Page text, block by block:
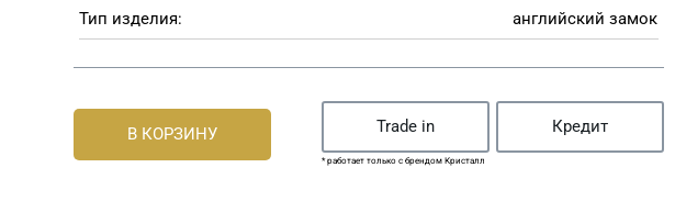
Тип изделия: английский замок
В КОРЗИНУ Trade in Кредит
* работает только с брендом Кристалл